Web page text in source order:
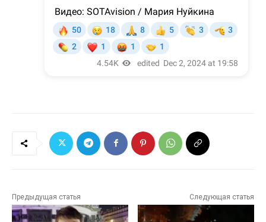
Предыдущая статья Следующая статья